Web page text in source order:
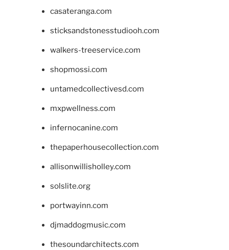
casateranga.com
sticksandstonesstudiooh.com
walkers-treeservice.com
shopmossi.com
untamedcollectivesd.com
mxpwellness.com
infernocanine.com
thepaperhousecollection.com
allisonwillisholley.com
solslite.org
portwayinn.com
djmaddogmusic.com
thesoundarchitects.com